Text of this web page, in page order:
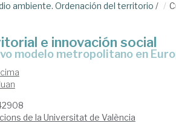
ambiente. Ordenación del territorio /
e innovación social
modelo metropolitano en
de la Universitat de València